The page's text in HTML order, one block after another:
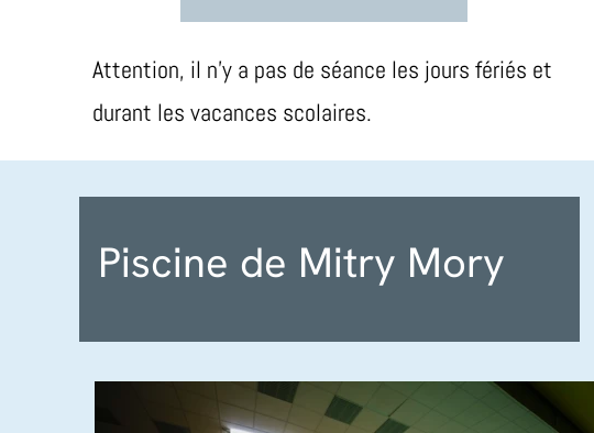
Attention, il n’y a pas de séance les jours fériés et
durant les vacances scolaires.
Piscine de Mitry Mory